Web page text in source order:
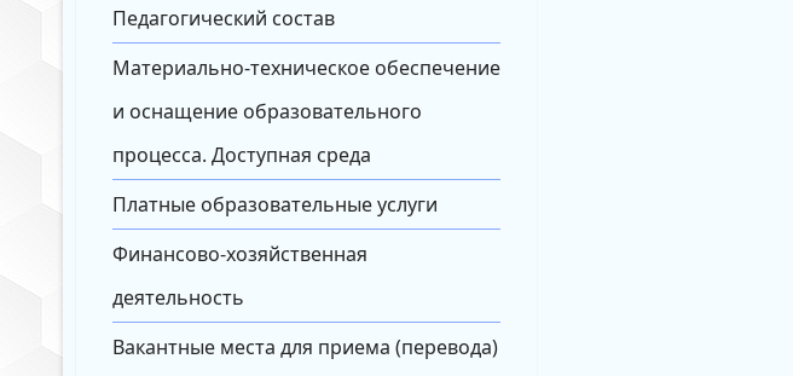
Педагогический состав
Материально-техническое обеспечение
и оснащение образовательного
процесса. Доступная среда
Платные образовательные услуги
Финансово-хозяйственная
деятельность
Вакантные места для приема (перевода)